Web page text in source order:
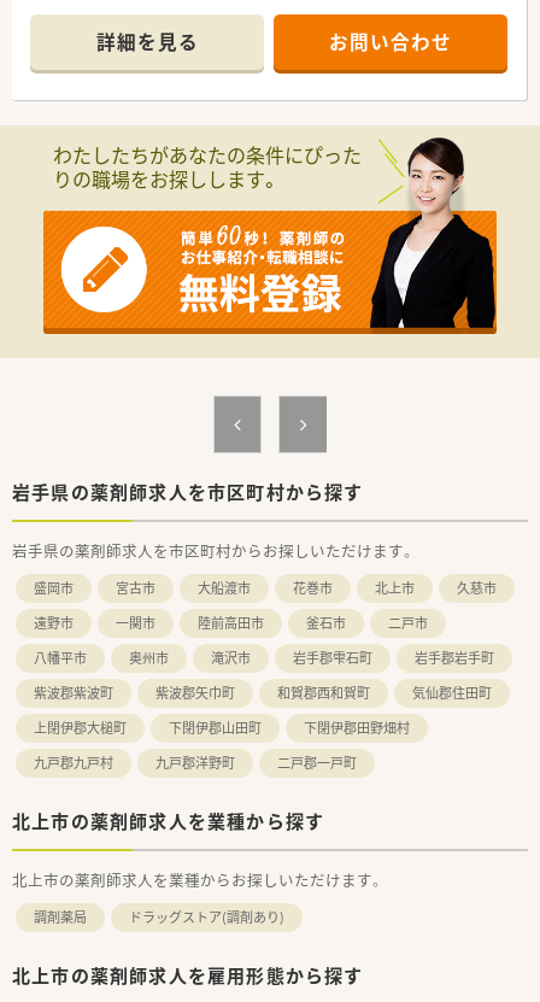
ております。
■年間休日120日以上。メリハリをつけて働くことが可能です。
■年齢層は30代～40代が多く活躍しています。経験を積み、早
いうちから管理薬剤師や、店舗運営など幅広く活躍する場を提供
≪魅力の支援制度≫
＼独立支援希望者必見／
グループ会社としての独立支援をしております。入社後、3～5年
で独立可能です！
独立後のフォローも行っており、キャリアを会社全体でバックア
ップしています。
＼経験に応じたスキルアップ支援／
elearningを導入し、スキルに応じたプランで着実にスキルアッ
プできるような環境作りをしています。また、定期的に勉強会へ
オンオフの切り替えがしやすい環境です！
村崎野駅が最寄りで車で約5分ほどの位置にあります。
幅広い科目に携わることはできます。
≪こんな方にオススメ≫
■キャリア形成をしっかりしていきたい方
■チャレンジ精神旺盛な方
■様々な科目に触れながら知識を蓄えたい方
詳細を見る お問い合わせ
わたしたちがあなたの条件にぴった
りの職場をお探しします。
岩手県の薬剤師求人を市区町村から探す
岩手県の薬剤師求人を市区町村からお探しいただけます。
盛岡市 宮古市 大船渡市 花巻市 北上市
久慈市
遠野市
一関市 陸前高田市 釜石市
二戸市
八幡平市
奥州市 滝沢市 岩手郡雫石町
岩手郡岩手町
紫波郡紫波町
紫波郡矢巾町 和賀郡西和賀町
気仙郡住田町
上閉伊郡大槌町
下閉伊郡山田町
下閉伊郡田野畑村
九戸郡九戸村
九戸郡洋野町 二戸郡一戸町
北上市の薬剤師求人を業種から探す
北上市の薬剤師求人を業種からお探しいただけます。
調剤薬局 ドラッグストア(調剤あり)
北上市の薬剤師求人を雇用形態から探す